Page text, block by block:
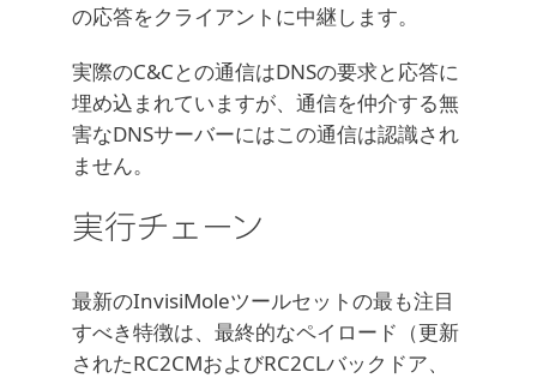
の応答をクライアントに中継します。
実際のC&Cとの通信はDNSの要求と応答に
埋め込まれていますが、通信を仲介する無
害なDNSサーバーにはこの通信は認識され
ません。
実行チェーン
最新のInvisiMoleツールセットの最も注目
すべき特徴は、最終的なペイロード（更新
されたRC2CMおよびRC2CLバックドア、